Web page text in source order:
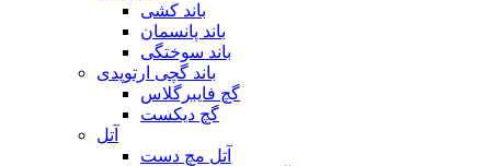
باند کشی
باند پانسمان
باند سوختگی
باند گچی ارتوپدی
گچ فایبرگلاس
گچ دیکست
آتل
آتل مچ دست